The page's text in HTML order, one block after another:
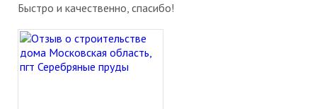
Быстро и качественно, спасибо!